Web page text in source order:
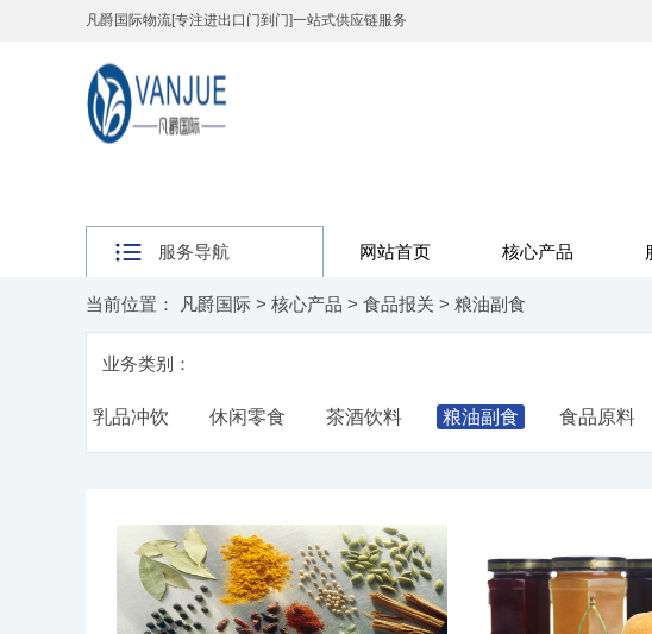
凡爵国际物流[专注进出口门到门]一站式供应链服务
服务导航 网站首页 核心产品
当前位置： 凡爵国际 > 核心产品 > 食品报关 > 粮油副食
业务类别：
乳品冲饮 休闲零食 茶酒饮料 粮油副食 食品原料